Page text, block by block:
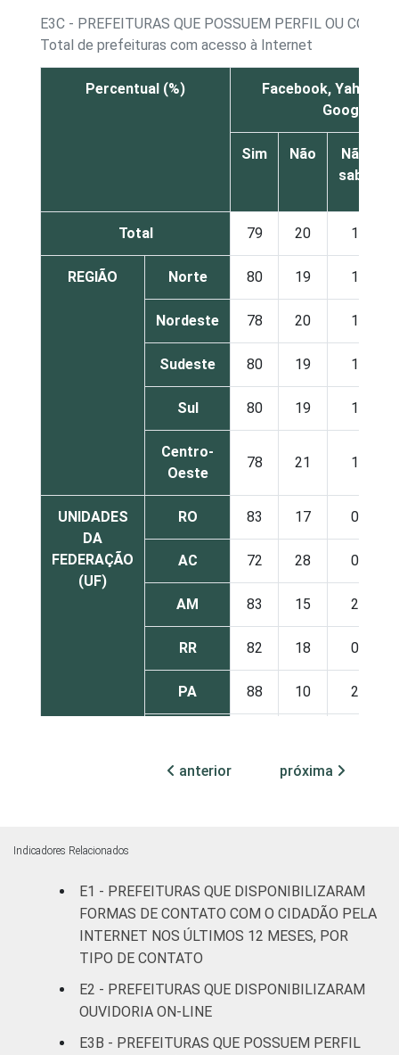
E3C - PREFEITURAS QUE POSSUEM PERFIL OU
Total de prefeituras com acesso à Internet
Percentual (%)
Facebook,
Google +
Sim Não
Não
sabe
Total 79 20 1
REGIÃO Norte 80 19 1
Nordeste 78 20 1
Sudeste 80 19 1
Sul 80 19 1
Centro-
Oeste
78 21 1
UNIDADES
DA
FEDERAÇÃO
(UF)
RO 83 17 0
AC 72 28 0
AM 83 15 2
RR 82 18 0
PA 88 10 2
TO 32
CE 87 11 1
RN
PB 79 18 2
PE 81 16 2
anterior próxima
Indicadores Relacionados
E1 - PREFEITURAS QUE DISPONIBILIZARAM
FORMAS DE CONTATO COM O CIDADÃO PELA
INTERNET NOS ÚLTIMOS 12 MESES, POR
TIPO DE CONTATO
E2 - PREFEITURAS QUE DISPONIBILIZARAM
OUVIDORIA ON-LINE
E3B - PREFEITURAS QUE POSSUEM PERFIL